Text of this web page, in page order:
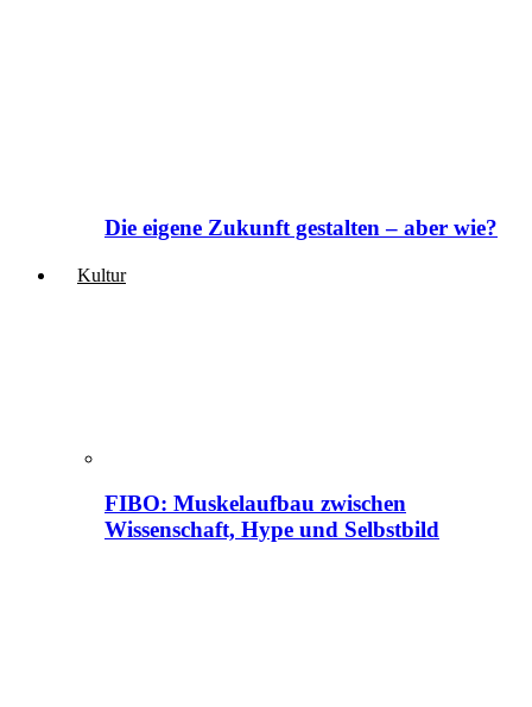
Die eigene Zukunft gestalten – aber wie?
Kultur
FIBO: Muskelaufbau zwischen
Wissenschaft, Hype und Selbstbild